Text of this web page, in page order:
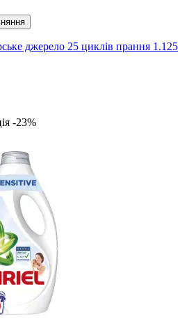
джерело 25 циклів прання 1.125
-23%